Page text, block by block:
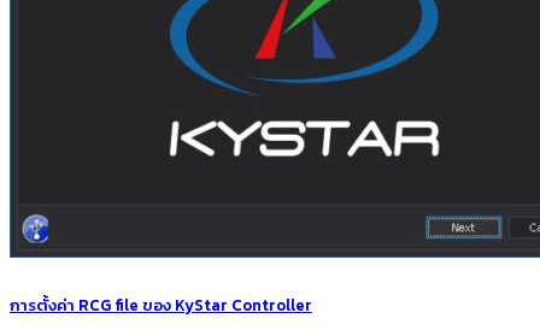
การตั้งค่า RCG file ของ KyStar Controller